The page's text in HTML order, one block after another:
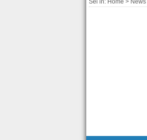
Sei in: Home > News